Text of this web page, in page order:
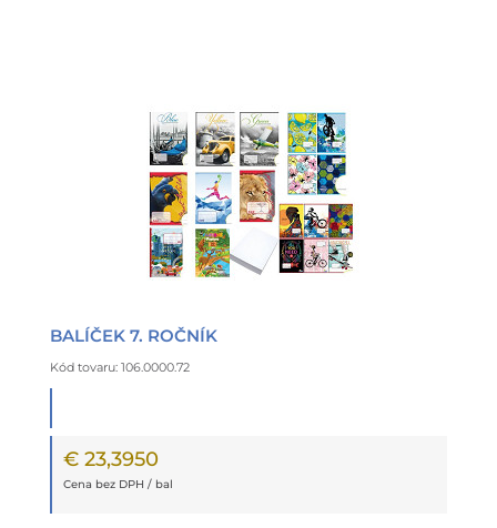
BALÍČEK 7. ROČNÍK
Kód tovaru: 106.0000.72
€ 23,3950
Cena bez DPH / bal